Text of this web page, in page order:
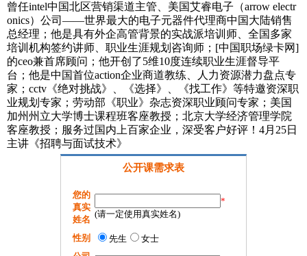
曾任intel中国北区营销渠道主管、美国艾睿电子（arrow electr
onics）公司――世界最大的电子元器件代理商中国大陆销售
总经理；他是具有外企高管背景的实战派培训师、全国多家
培训机构签约讲师、职业生涯规划咨询师；[中国职场绿卡网]
的ceo兼首席顾问；他开创了5维10度连续职业生涯督导平
台；他是中国首位action企业商道教练、人力资源潜力盘点专
家；cctv《绝对挑战》、《选择》、《找工作》等特邀资深职
业规划专家；劳动部《职业》杂志资深职业顾问专家；美国
加州州立大学博士课程班客座教授；北京大学经济管理学院
客座教授；服务过国内上百家企业，深受客户好评！4月25日
主讲《招聘与面试技术》
公开课需求表
您的
真实
姓名
*
(请一定使用真实姓名)
性别 先生
女士